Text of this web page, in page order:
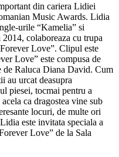
din cariera Lidiei
Music Awards. Lidia
urile “Kamelia” si
colaboreaza cu trupa
Love”. Clipul este
Love” este compusa de
de Raluca Diana David. Cum
au urcat deasupra
piesei, tocmai pentru a
ca dragostea vine sub
locuri, de multe ori
este invitata speciala a
Love” de la Sala